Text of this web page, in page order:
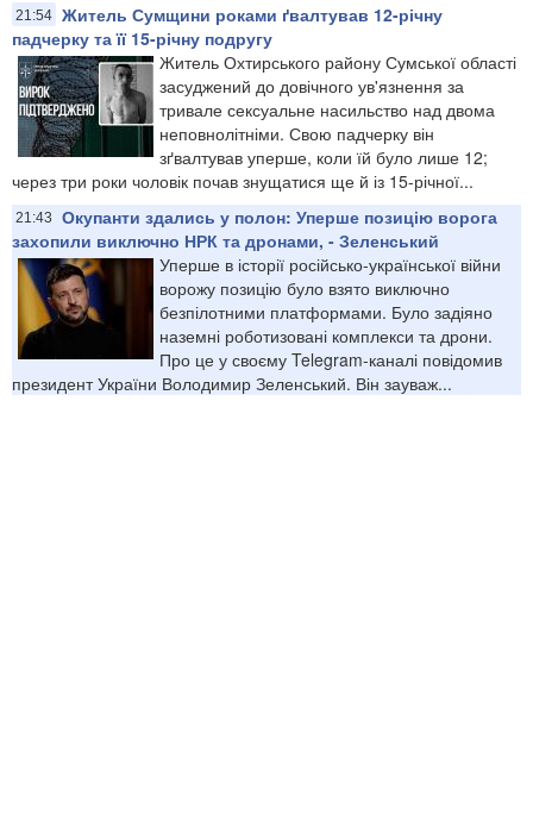
21:54 Житель Сумщини роками ґвалтував 12-річну
падчерку та її 15-річну подругу
Житель Охтирського району Сумської області
засуджений до довічного ув'язнення за
тривале сексуальне насильство над двома
неповнолітніми. Свою падчерку він
зґвалтував уперше, коли їй було лише 12;
через три роки чоловік почав знущатися ще й із 15-річної...
21:43
Окупанти здались у полон: Уперше позицію ворога
захопили виключно НРК та дронами, - Зеленський
Уперше в історії російсько-української війни
ворожу позицію було взято виключно
безпілотними платформами. Було задіяно
наземні роботизовані комплекси та дрони.
Про це у своєму Telegram-каналі повідомив
президент України Володимир Зеленський. Він зауваж...